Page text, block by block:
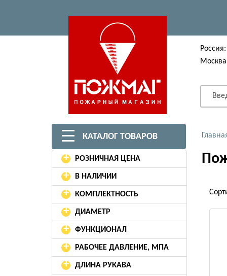
Россия:
КАТАЛОГ ТОВАРОВ
+ РОЗНИЧНАЯ ЦЕНА
+ В НАЛИЧИИ
+ КОМПЛЕКТНОСТЬ
+ ДИАМЕТР
+ ФУНКЦИОНАЛ
+ РАБОЧЕЕ ДАВЛЕНИЕ, МПА
+ ДЛИНА РУКАВА